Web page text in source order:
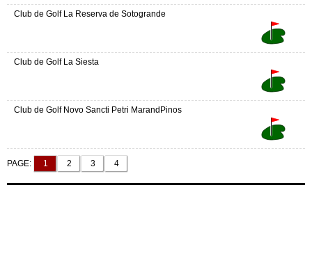
Club de Golf La Reserva de Sotogrande
Club de Golf La Siesta
Club de Golf Novo Sancti Petri MarandPinos
PAGE: 1 2 3 4